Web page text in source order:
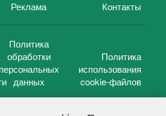
Реклама Контакты
Политика
обработки
персональных
данных
Политика
использования
cookie-файлов